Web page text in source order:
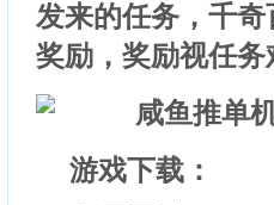
发来的任务，千
奖励，奖励视任务
游戏下载：